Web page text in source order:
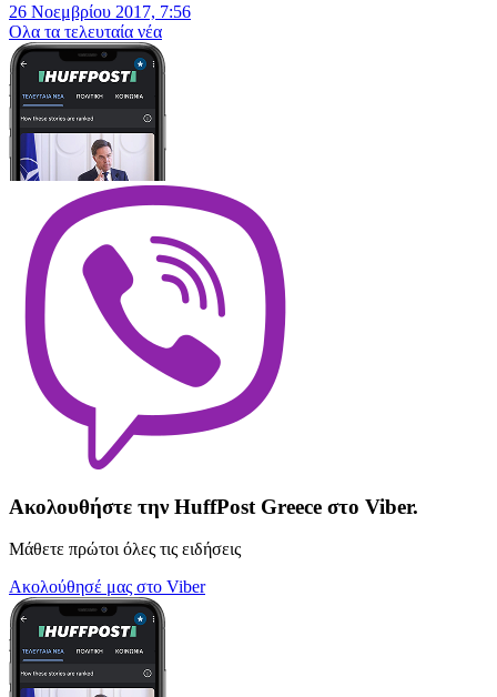
26 Νοεμβρίου 2017, 7:56
Oλα τα τελευταία νέα
Ακολουθήστε την HuffPost Greece στο Viber.
Μάθετε πρώτοι όλες τις ειδήσεις
Ακολούθησέ μας στο Viber